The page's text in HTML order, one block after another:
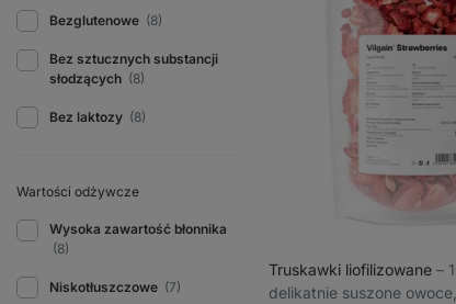
Bezglutenowe (8)
Bez sztucznych substancji
słodzących (8)
Bez laktozy (8)
Wartości odżywcze
Wysoka zawartość błonnika
(8)
Niskotłuszczowe (7)
Truskawki liofilizowane ⁠–⁠
delikatnie suszone